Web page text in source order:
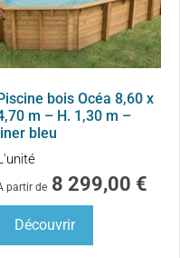
bois Océa 8,60 x
m – H. 1,30 m –
bleu
partir de 8 299,00 €
Découvrir